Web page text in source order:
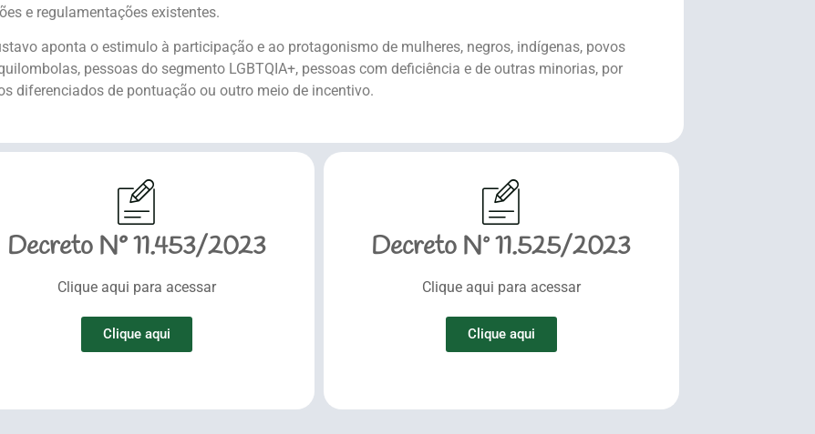
e regulamentações existentes.
aponta o estimulo à participação e ao protagonismo de mulheres, negros, indígenas, povos
pessoas do segmento LGBTQIA+, pessoas com deficiência e de outras minorias, por
diferenciados de pontuação ou outro meio de incentivo.
Decreto N° 11.453/2023
Clique aqui para acessar
Clique aqui
Decreto Nº 11.525/2023
Clique aqui para acessar
Clique aqui